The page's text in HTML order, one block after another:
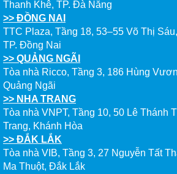
Thanh Khê, TP. Đà Nẵng
>> ĐỒNG NAI
TTC Plaza, Tầng 18, 53–55 Võ Thị
TP. Đồng Nai
>> QUẢNG NGÃI
Tòa nhà Ricco, Tầng 3, 186 Hùng
Quảng Ngãi
>> NHA TRANG
Tòa nhà VNPT, Tầng 10, 50 Lê Thánh
Trang, Khánh Hòa
>> ĐẮK LẮK
Tòa nhà VIB, Tầng 3, 27 Nguyễn Tất
Ma Thuột, Đắk Lắk